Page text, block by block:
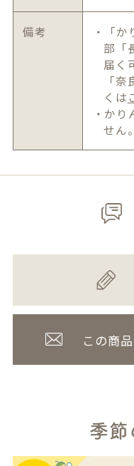
備考
・「
部「
届く
「
くは
・か
せん。
この商
季節